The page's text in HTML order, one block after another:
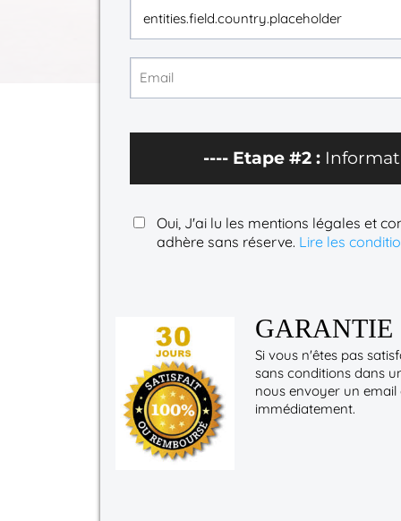
---- Etape #2 :
Oui, J'ai lu les mentions légales et
adhère sans réserve. Lire les
GARANTIE
Si vous n'êtes pas
sans conditions dans
nous envoyer un
immédiatement.